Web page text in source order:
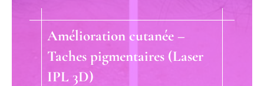
Amélioration cutanée –
Taches pigmentaires (Laser
IPL 3D)